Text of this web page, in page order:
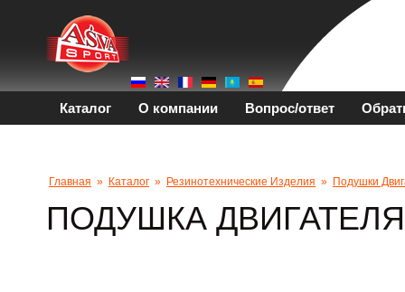
Каталог О компании Вопрос/ответ
Главная » Каталог » Резинотехнические Изделия » Подушки
ПОДУШКА